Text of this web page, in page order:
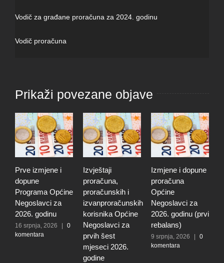
Vodič za građane proračuna za 2024. godinu
Vodič proračuna
Prikaži povezane objave
Prve izmjene i
dopune
Programa Općine
Negoslavci za
2026. godinu
16 srpnja, 2026
0
komentara
Izvještaji
proračuna,
proračunskih i
izvanproračunskih
korisnika Općine
Negoslavci za
prvih šest
mjeseci 2026.
godine
Izmjene i dopune
proračuna
Općine
Negoslavci za
2026. godinu (prvi
rebalans)
9 srpnja, 2026
0
komentara